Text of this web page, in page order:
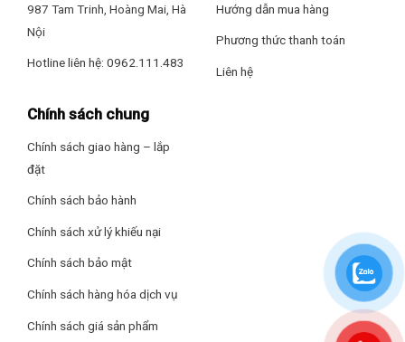
– Máy sấy bơm nhiệt LG sử dụng công nghệ sấy bơm nhiệt
Heatpump giúp quần áo hạn chế bị hư hại, giảm ảnh hưởng đến
kiệm điện năng.
987 Tam Trinh, Hoàng Mai, Hà
Nội
Hotline liên hệ: 0962.111.483
Hướng dẫn mua hàng
Phương thức thanh toán
Liên hệ
Chính sách chung
Chính sách giao hàng – lắp
đặt
Chính sách bảo hành
Chính sách xử lý khiếu nại
Chính sách bảo mật
Chính sách hàng hóa dịch vụ
Chính sách giá sản phẩm